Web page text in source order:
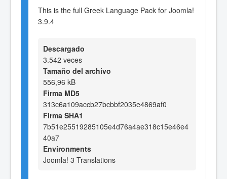
This is the full Greek Language Pack for Joomla!
3.9.4
Descargado
3.542 veces
Tamaño del archivo
556,96 kB
Firma MD5
313c6a109accb27bcbbf2035e4869af0
Firma SHA1
7b51e25519285105e4d76a4ae318c15e46e4
40a7
Environments
Joomla! 3 Translations